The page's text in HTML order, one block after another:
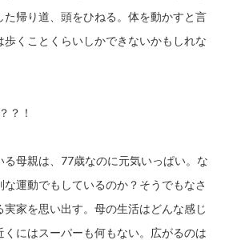
た帰り道、頭をひねる。体を動かすと言
歩くことくらいしかできないかもしれな
？！
る母親は、77歳なのに元気いっぱい。な
運動でもしているのか？そうでもなさ
実家を思い出す。母の生活はどんな感じ
くにはスーパーも何もない。広がるのは